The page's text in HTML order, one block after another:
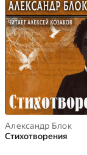
Александр Блок
Стихотворения